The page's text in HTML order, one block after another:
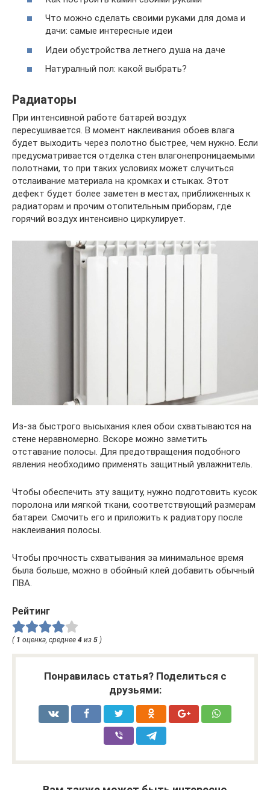
Что можно сделать своими руками для дома и
дачи: самые интересные идеи
Идеи обустройства летнего душа на даче
Натуралный пол: какой выбрать?
Радиаторы
При интенсивной работе батарей воздух
пересушивается. В момент наклеивания обоев влага
будет выходить через полотно быстрее, чем нужно. Если
предусматривается отделка стен влагонепроницаемыми
полотнами, то при таких условиях может случиться
отслаивание материала на кромках и стыках. Этот
дефект будет более заметен в местах, приближенных к
радиаторам и прочим отопительным приборам, где
горячий воздух интенсивно циркулирует.
Из-за быстрого высыхания клея обои схватываются на
стене неравномерно. Вскоре можно заметить
отставание полосы. Для предотвращения подобного
явления необходимо применять защитный увлажнитель.
Чтобы обеспечить эту защиту, нужно подготовить кусок
поролона или мягкой ткани, соответствующий размерам
батареи. Смочить его и приложить к радиатору после
наклеивания полосы.
Чтобы прочность схватывания за минимальное время
была больше, можно в обойный клей добавить обычный
ПВА.
Рейтинг
( 1 оценка, среднее 4 из 5 )
Понравилась статья? Поделиться с
друзьями: